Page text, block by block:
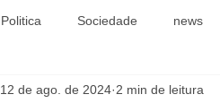
Politica Sociedade news
12 de ago. de 2024 2 min de leitura